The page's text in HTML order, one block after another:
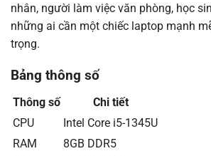
nhân, người làm việc văn phòng, học
những ai cần một chiếc laptop mạnh
trọng.
Bảng thông số
Thông số
Chi tiết
CPU
Intel Core i5-1345U
RAM
8GB DDR5